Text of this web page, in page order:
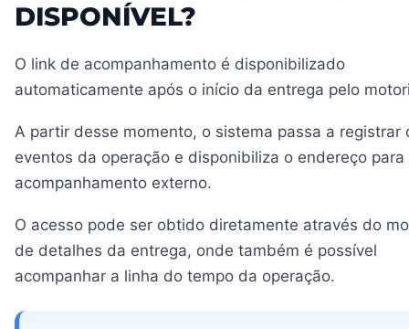
DISPONÍVEL?
O link de acompanhamento é disponibilizado
automaticamente após o início da entrega pelo
A partir desse momento, o sistema passa a registrar
eventos da operação e disponibiliza o endereço para
acompanhamento externo.
O acesso pode ser obtido diretamente através do
de detalhes da entrega, onde também é possível
acompanhar a linha do tempo da operação.